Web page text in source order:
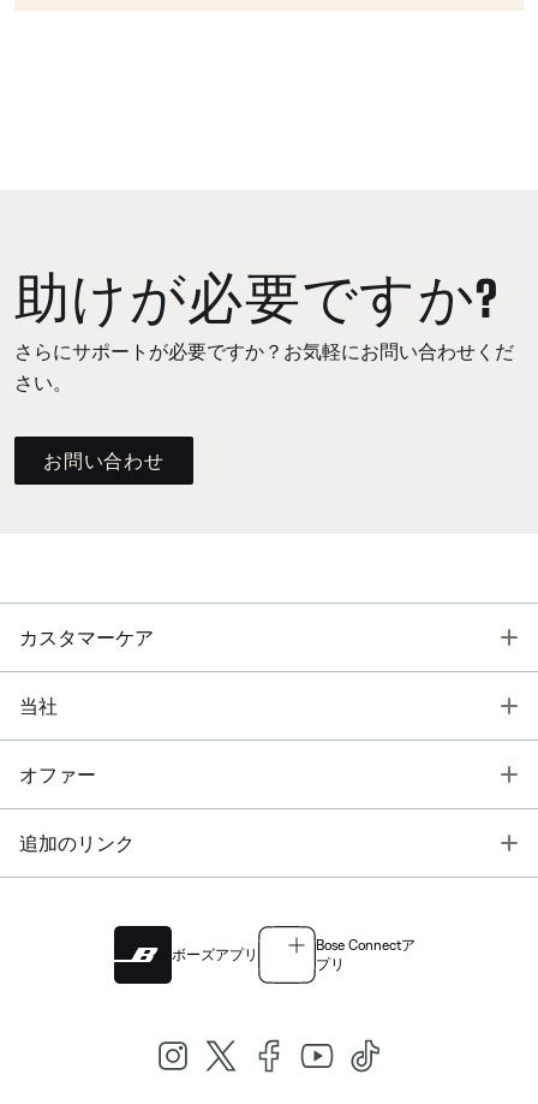
助けが必要ですか?
さらにサポートが必要ですか？お気軽にお問い合わせくだ
さい。
お問い合わせ
カスタマーケア
当社
オファー
追加のリンク
ボーズアプリ
Bose Connectア
プリ